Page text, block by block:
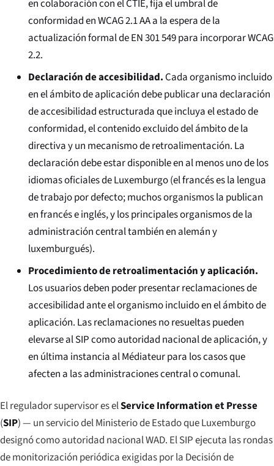
en colaboración con el CTIE, fija el umbral de
conformidad en WCAG 2.1 AA a la espera de la
actualización formal de EN 301 549 para incorporar WCAG
2.2.
Declaración de accesibilidad.Cada organismo incluido
en el ámbito de aplicación debe publicar una declaración
de accesibilidad estructurada que incluya el estado de
conformidad, el contenido excluido del ámbito de la
directiva y un mecanismo de retroalimentación. La
declaración debe estar disponible en al menos uno de los
idiomas oficiales de Luxemburgo (el francés es la lengua
de trabajo por defecto; muchos organismos la publican
en francés e inglés, y los principales organismos de la
administración central también en alemán y
luxemburgués).
Procedimiento de retroalimentación y aplicación.
Los usuarios deben poder presentar reclamaciones de
accesibilidad ante el organismo incluido en el ámbito de
aplicación. Las reclamaciones no resueltas pueden
elevarse al SIP como autoridad nacional de aplicación, y
en última instancia al Médiateur para los casos que
afecten a las administraciones central o comunal.
El regulador supervisor es elService Information et Presse
(SIP) — un servicio del Ministerio de Estado que Luxemburgo
designó como autoridad nacional WAD. El SIP ejecuta las rondas
de monitorización periódica exigidas por la Decisión de